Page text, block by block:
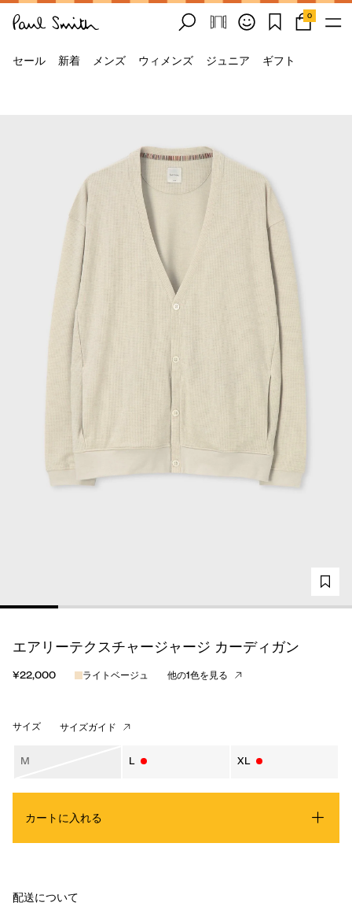
0
セール 新着 メンズ ウィメンズ ジュニア ギフト
エアリーテクスチャージャージ カーディガン
¥22,000 ライトベージュ 他の1色を見る
サイズ サイズガイド
M L XL
カートに入れる
配送について